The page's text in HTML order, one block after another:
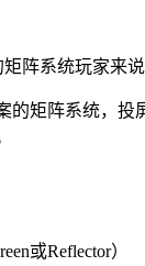
阵系统玩家来
矩阵系统，投
或Reflector）